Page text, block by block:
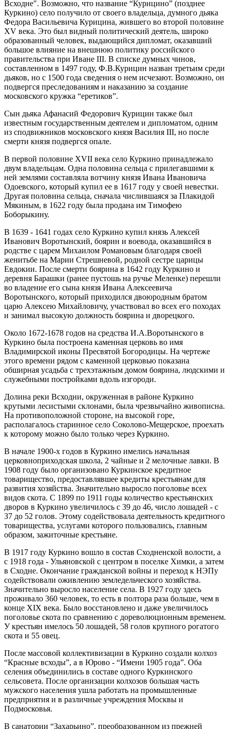
Всходне". Возможно, что название “Курицино” (позднее
Куркино) село получило от своего владельца, думного дьяка
Федора Васильевича Курицина, жившего во второй половине
XV века. Это был видный политический деятель, широко
образованный человек, выдающийся дипломат, оказавший
большое влияние на внешнюю политику российского
правительства при Иване III. В списке думных чинов,
составленном в 1497 году, Ф.В.Курицин назван третьим среди
дьяков, но с 1500 года сведения о нем исчезают. Возможно, он
подвергся преследованиям и наказанию за создание
московского кружка “еретиков”.
Сын дьяка Афанасий Федорович Курицин также был
известным государственным деятелем и дипломатом, одним
из сподвижников московского князя Василия III, но после
смерти князя подвергся опале.
В первой половине XVII века село Куркино принадлежало
двум владельцам. Одна половина сельца с прилегавшими к
ней землями составляла вотчину князя Ивана Ивановича
Одоевского, который купил ее в 1617 году у своей невестки.
Другая половина сельца, сначала числившаяся за Плакидой
Мякиным, в 1622 году была продана им Тимофею
Боборыкину.
В 1639 - 1641 годах село Куркино купил князь Алексей
Иванович Воротынский, боярин и воевода, оказавшийся в
родстве с царем Михаилом Романовым благодаря своей
женитьбе на Марии Стрешневой, родной сестре царицы
Евдокии. После смерти боярина в 1642 году Куркино и
деревня Барашки (ранее пустошь на ручье Меленке) перешли
во владение его сына князя Ивана Алексеевича
Воротынского, который приходился двоюродным братом
царю Алексею Михайловичу, участвовал во всех его походах
и занимал высокую должность боярина и дворецкого.
Около 1672-1678 годов на средства И.А.Воротынского в
Куркино была построена каменная церковь во имя
Владимирской иконы Пресвятой Богородицы. На чертеже
этого времени рядом с каменной церковью показана
обширная усадьба с трехэтажным домом боярина, людскими и
служебными постройками вдоль изгороди.
Долина реки Всходни, окруженная в районе Куркино
крутыми лесистыми склонами, была чрезвычайно живописна.
На противоположной стороне, на высокой горе,
располагалось старинное село Соколово-Мещерское, проехать
к которому можно было только через Куркино.
В начале 1900-х годов в Куркино имелись начальная
церковноприходская школа, 2 чайные и 2 мелочные лавки. В
1908 году было организовано Куркинское кредитное
товарищество, предоставлявшее кредиты крестьянам для
развития хозяйства. Значительно выросло поголовье всех
видов скота. С 1899 по 1911 годы количество крестьянских
дворов в Куркино увеличилось с 39 до 46, число лошадей - с
37 до 52 голов. Этому содействовала деятельность кредитного
товарищества, услугами которого пользовались, главным
образом, зажиточные крестьяне.
В 1917 году Куркино вошло в состав Сходненской волости, а
с 1918 года - Ульяновской с центром в поселке Химки, а затем
в Сходне. Окончание гражданской войны и переход к НЭПу
содействовали оживлению земледельческого хозяйства.
Значительно выросло население села. В 1927 году здесь
проживало 360 человек, то есть в полтора раза больше, чем в
конце XIX века. Было восстановлено и даже увеличилось
поголовье скота по сравнению с дореволюционным временем.
У крестьян имелось 50 лошадей, 58 голов крупного рогатого
скота и 55 овец.
После массовой коллективизации в Куркино создали колхоз
“Красные всходы”, а в Юрово - “Имени 1905 года”. Оба
селения объединились в составе одного Куркинского
сельсовета. После организации колхозов большая часть
мужского населения ушла работать на промышленные
предприятия и в различные учреждения Москвы и
Подмосковья.
В санатории “Захарьино”, преобразованном из прежней